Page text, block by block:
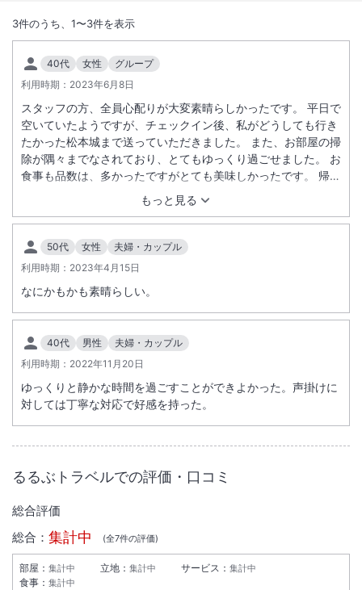
伝統的な本棟造りを今に伝える宿。豊かな天然温泉と館内に置かれた美
術品や工芸品の数々、そして自慢の本格懐石料理をお愉しみ頂けます。
総客室数17
INチェックイン
15:00 / OUT チェックアウト
10:00
大浴場あり
露天風呂あり
施設からのお知らせ
板場の都合により、連泊の場合でも同じ食事内容の対応となるため、連
3件のうち、 1〜3件を表示
40代 女性
グループ
利用時期： 2023年6月8日
もっと見る
スタッフの方、全員心配りが大変素晴らしかったです。 平日で
空いていたようですが、チェックイン後、私がどうしても行き
たかった松本城まで送っていただきました。 また、お部屋の掃
除が隅々までなされており、とてもゆっくり過ごせました。 お
食事も品数は、多かったですがとても美味しかったです。 帰り
のバスの時間を聞いたら、調べてくれて 地図まで描いて頂き予
た。 とても印象に残ったお宿でした。
50代 女性
夫婦・カップル
利用時期： 2023年4月15日
なにかもかも素晴らしい。
40代 男性
夫婦・カップル
利用時期： 2022年11月20日
ゆっくりと静かな時間を過ごすことができよかった。声掛けに
対しては丁寧な対応で好感を持った。
るるぶトラベルでの評価・口コミ
総合評価
総合： 集計中 (全7件の評価)
部屋： 集計中 立地： 集計中 サービス： 集計中
食事： 集計中